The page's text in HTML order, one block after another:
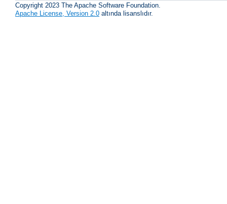
Copyright 2023 The Apache Software Foundation.
Apache License, Version 2.0 altında lisanslıdır.